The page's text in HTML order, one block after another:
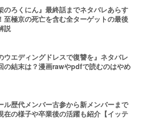
のろくにん』最終話までネタバレあらす
至極京の死亡を含む全ターゲットの最後
説
ウエディングドレスで復讐を』ネタバレ
の結末は？漫画rawやpdfで読むのはやめ
ル歴代メンバー古参から新メンバーまで
在の様子や卒業後の活躍も紹介【イッテ